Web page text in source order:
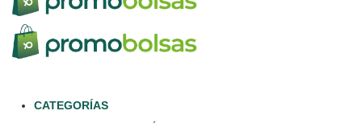
CATEGORÍAS